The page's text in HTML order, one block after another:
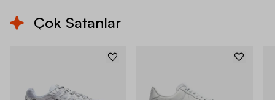
Çok Satanlar